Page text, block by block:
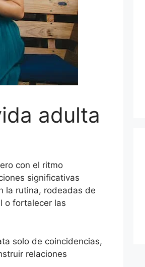
adulta
con el ritmo
significativas
la rutina, rodeadas de
o fortalecer las
solo de coincidencias,
relaciones